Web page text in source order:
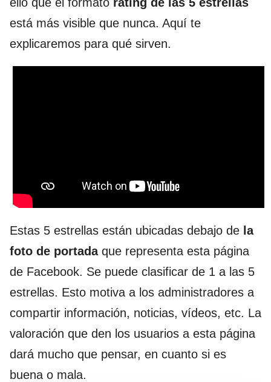
ello que el formato rating de las 5 estrellas
está más visible que nunca. Aquí te
explicaremos para qué sirven.
Estas 5 estrellas están ubicadas debajo de la
foto de portadaque representa esta página
de Facebook. Se puede clasificar de 1 a las 5
estrellas. Esto motiva a los administradores a
compartir información, noticias, vídeos, etc. La
valoración que den los usuarios a esta página
dará mucho que pensar, en cuanto si es
buena o mala.